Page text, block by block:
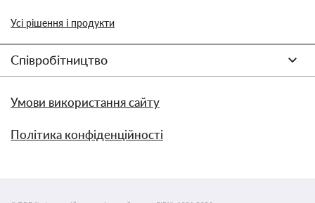
Усі рішення і продукти
Співробітництво
Умови використання сайту
Політика конфіденційності